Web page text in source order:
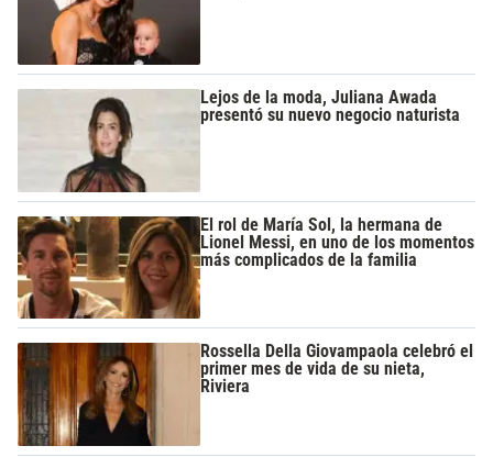
Lejos de la moda, Juliana Awada
presentó su nuevo negocio naturista
El rol de María Sol, la hermana de
Lionel Messi, en uno de los momentos
más complicados de la familia
Rossella Della Giovampaola celebró el
primer mes de vida de su nieta,
Riviera